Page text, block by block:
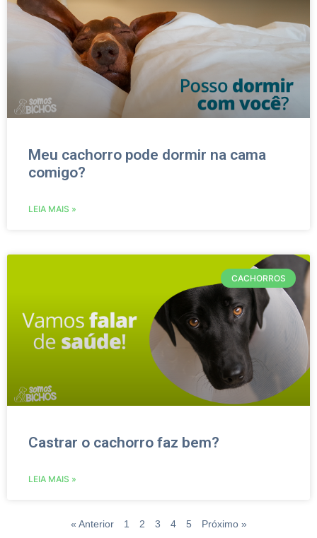
Meu cachorro pode dormir na cama
comigo?
LEIA MAIS »
CACHORROS
Castrar o cachorro faz bem?
LEIA MAIS »
« Anterior 1 2 3 4 5 Próximo »